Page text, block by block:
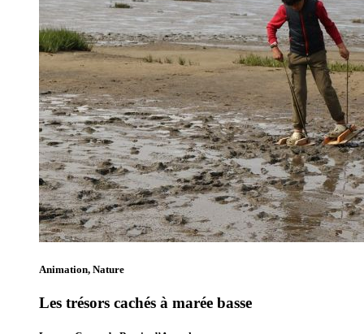
Animation, Nature
Les trésors cachés à marée basse